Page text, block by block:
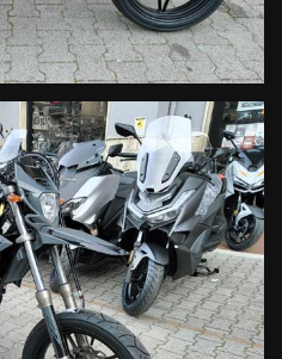
Bianco
Blu
6 marce, raffreddato ad acqua
RR 50 Racing).
forgiate: innesti più precisi
e appagante.
vapori benzina in conformità con
dell’estetica del veicolo,
del rumore in
Ancora più pratica: adotta